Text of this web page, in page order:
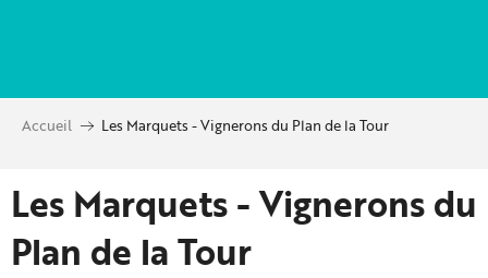
principal
Accueil Les Marquets - Vignerons du Plan de la Tour
Les Marquets - Vignerons du
Plan de la Tour